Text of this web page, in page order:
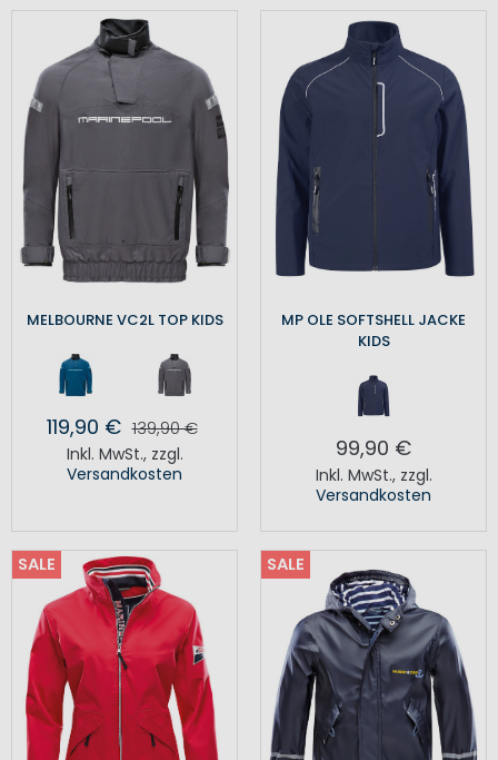
MELBOURNE VC2L TOP KIDS
119,90 € 139,90 €
Inkl. MwSt., zzgl.
Versandkosten
MP OLE SOFTSHELL JACKE
KIDS
99,90 €
Inkl. MwSt., zzgl.
Versandkosten
SALE SALE